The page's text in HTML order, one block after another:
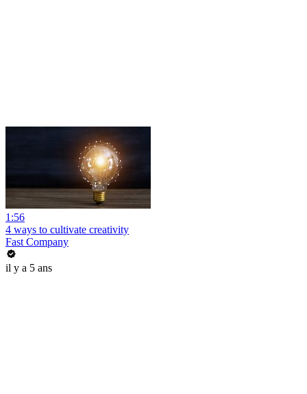
1:56
4 ways to cultivate creativity
Fast Company
il y a 5 ans